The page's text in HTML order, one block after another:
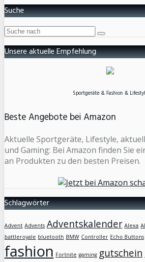
Suche
Unsere aktuelle Empfehlung
Sportgeräte & Fashion &
Beste Angebote bei Amazon
Aktuelle Sportgeräte, Lifestyle,
und Gaming: Bei Amazon finden Sie
an Produkten zu den besten Preisen.
Schlagwörter
Advent Advents Adventskalender Alexa
battleroyale bluetooth BMW Controller Echo Buttons
fashion Fortnite gaming gutschein